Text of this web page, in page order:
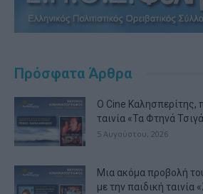
Πρόσφατα Άρθρα
Ο Cine Καλησπερίτης,
ταινία «Τα Φτηνά
5 Αυγούστου, 2026
Μια ακόμα προβολή
με την παιδική ταινία